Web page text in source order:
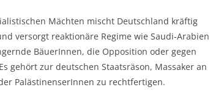
Mächten mischt Deutschland kräftig
versorgt reaktionäre Regime wie Saudi-Arabien
BäuerInnen, die Opposition oder gegen
gehört zur deutschen Staatsräson, Massaker an
PalästinenserInnen zu rechtfertigen.